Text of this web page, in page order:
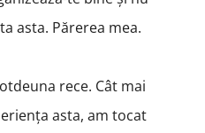
asta. Părerea mea.
rece. Cât mai
asta, am tocat